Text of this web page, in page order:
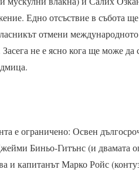
Едно отсъствие в събота
отмени
не е ясно кога ще може да
е ограничено: Освен
Биньо-Гитънс (и двамата
и капитанът Марко Ройс